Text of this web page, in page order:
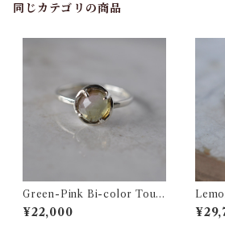
同じカテゴリの商品
Green-Pink Bi-color Tour
maline Ring バイカラートル
マリン シルバーリング
¥22,000
Lemon
クォ